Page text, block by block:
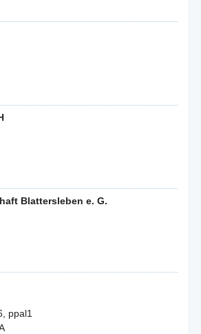
Blattersleben e. G.
ppal1